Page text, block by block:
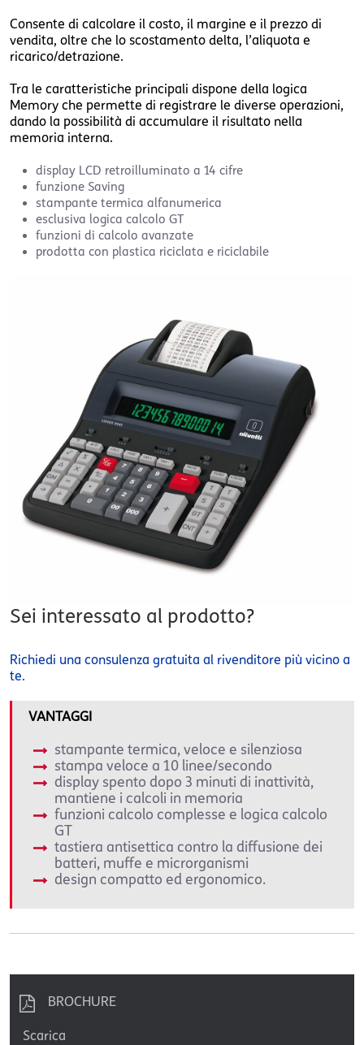
Consente di calcolare il costo, il margine e il prezzo di
vendita, oltre che lo scostamento delta, l’aliquota e
ricarico/detrazione.
Tra le caratteristiche principali dispone della logica
Memory che permette di registrare le diverse operazioni,
dando la possibilità di accumulare il risultato nella
memoria interna.
display LCD retroilluminato a 14 cifre
funzione Saving
stampante termica alfanumerica
esclusiva logica calcolo GT
funzioni di calcolo avanzate
prodotta con plastica riciclata e riciclabile
Sei interessato al prodotto?
Richiedi una consulenza gratuita al rivenditore più vicino a
te.
VANTAGGI
stampante termica, veloce e silenziosa
stampa veloce a 10 linee/secondo
display spento dopo 3 minuti di inattività,
mantiene i calcoli in memoria
funzioni calcolo complesse e logica calcolo
GT
tastiera antisettica contro la diffusione dei
batteri, muffe e microrganismi
design compatto ed ergonomico.
BROCHURE
Scarica